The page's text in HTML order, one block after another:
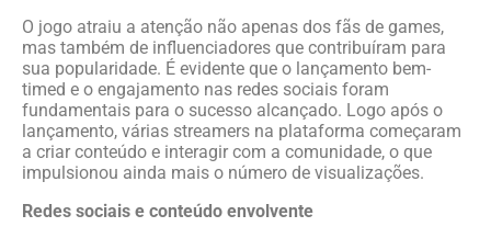
O jogo atraiu a atenção não apenas dos fãs de games,
mas também de influenciadores que contribuíram para
sua popularidade. É evidente que o lançamento bem-
timed e o engajamento nas redes sociais foram
fundamentais para o sucesso alcançado. Logo após o
lançamento, várias streamers na plataforma começaram
a criar conteúdo e interagir com a comunidade, o que
impulsionou ainda mais o número de visualizações.
Redes sociais e conteúdo envolvente